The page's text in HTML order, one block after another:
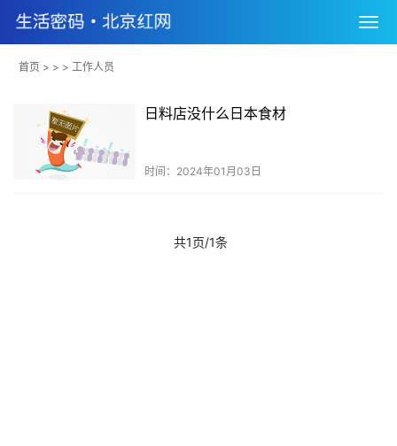
首页 > > > 工作人员
日料店没什么日本食材
时间：2024年01月03日
共1页/1条